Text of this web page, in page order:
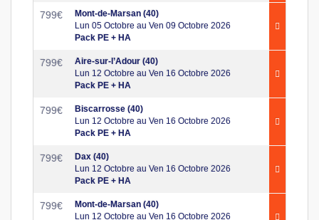
799€
Mont-de-Marsan (40)
Lun 05 Octobre au Ven 09 Octobre 2026
Pack PE + HA
799€
Aire-sur-l’Adour (40)
Lun 12 Octobre au Ven 16 Octobre 2026
Pack PE + HA
799€
Biscarrosse (40)
Lun 12 Octobre au Ven 16 Octobre 2026
Pack PE + HA
799€
Dax (40)
Lun 12 Octobre au Ven 16 Octobre 2026
Pack PE + HA
799€
Mont-de-Marsan (40)
Lun 12 Octobre au Ven 16 Octobre 2026